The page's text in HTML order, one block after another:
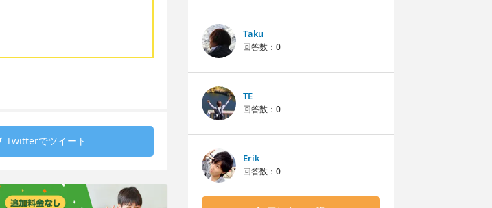
Twitterでツイート
Taku
回答数： 0
TE
回答数： 0
Erik
回答数： 0